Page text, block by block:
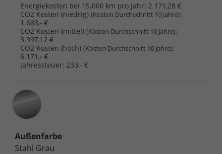
Energiekosten bei 15.000 km pro Jahr: 2.171,28 €
CO2 Kosten (niedrig) (Kosten Durchschnitt 10 Jahre):
1.683,- €
CO2 Kosten (mittel) (Kosten Durchschnitt 10 Jahre):
3.997,12 €
CO2 Kosten (hoch) (Kosten Durchschnitt 10 Jahre):
6.171,- €
Jahressteuer: 233,- €
Außenfarbe
Stahl Grau